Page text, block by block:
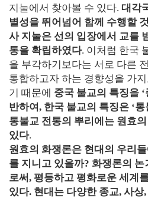
지눌에서 찾아볼 수 있다. 대각
별성을 뛰어넘어 함께 수행할
사 지눌은 선의 입장에서 교를
통을 확립하였다. 이처럼 한국
을 부각하기보다는 서로 다른
통합하고자 하는 경향성을 가
기 때문에 중국 불교의 특징을 ‘
반하여, 한국 불교의 특징은 ‘통
통불교 전통의 뿌리에는 원효
있다.
원효의 화쟁론은 현대의 우리
를 지니고 있을까? 화쟁론의 논
로써, 평등하고 평화로운 세계
있다. 현대는 다양한 종교, 사상